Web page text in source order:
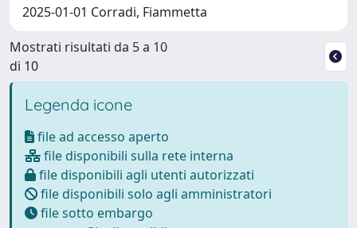
2025-01-01 Corradi, Fiammetta
Mostrati risultati da 5 a 10
di 10
Legenda icone
file ad accesso aperto
file disponibili sulla rete interna
file disponibili agli utenti autorizzati
file disponibili solo agli amministratori
file sotto embargo